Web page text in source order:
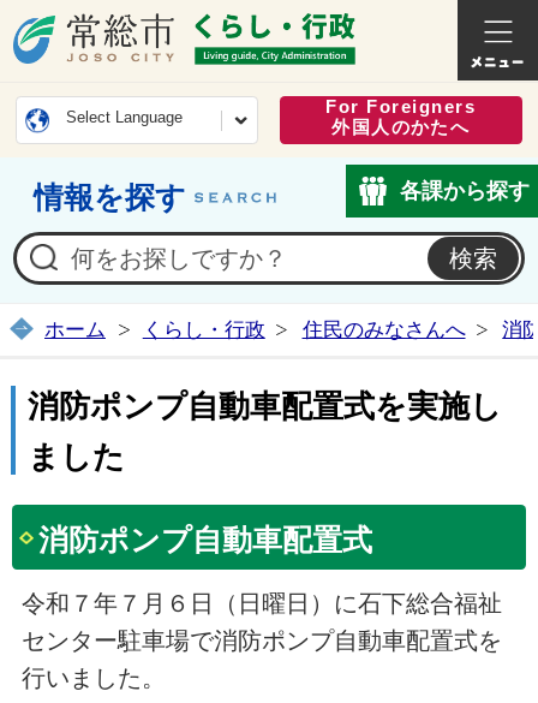
常総市公式ホームページ
くらし
Select Language
For Foreigners
外国人のかたへ
情報を探す 各課から探す
ホーム くらし・行政 住民のみなさんへ 消
消防ポンプ自動車配置式を実施し
ました
消防ポンプ自動車配置式
令和７年７月６日（日曜日）に石下総合福祉
センター駐車場で消防ポンプ自動車配置式を
行いました。